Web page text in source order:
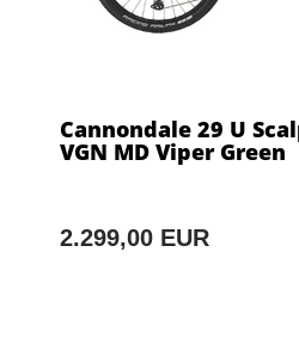
Cannondale 29 U
VGN MD Viper Green
2.299,00 EUR